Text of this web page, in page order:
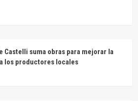
Castelli suma obras para mejorar la
los productores locales